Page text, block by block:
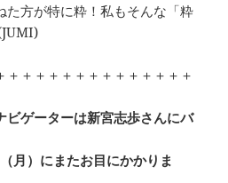
た方が特に粋！私もそんな「粋
＋＋＋＋＋＋＋＋＋＋＋＋＋＋
ビゲーターは新宮志歩さんにバ
月）にまたお目にかかりま